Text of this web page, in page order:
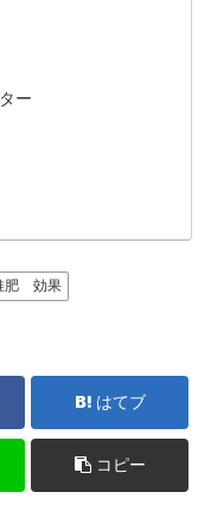
ー
肥 効果
はてブ
コピー